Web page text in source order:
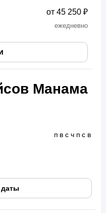
ежедневно
от 45 250 ₽
Манама
п в с ч п с в